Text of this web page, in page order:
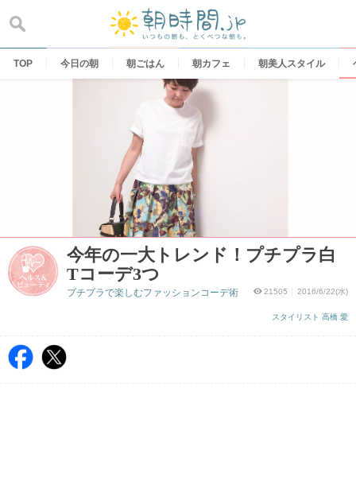
content
TOP 今日の朝 朝ごはん 朝カフェ 朝美人スタイル
今年の一大トレンド！プチプラ白
Tコーデ3つ
21505 2016/6/22(水)
スタイリスト 高橋 愛
プチプラで楽しむファッションコーデ術